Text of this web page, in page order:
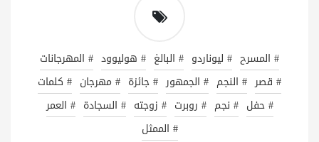
# المسرح # ليوناردو # البالغ # هوليوود # المهرجانات
# قصر # النجم # الجمهور # جائزة # مهرجان # كلمات
# حفل # نجم # روبرت # زوجته # السجادة # العمر
# الممثل